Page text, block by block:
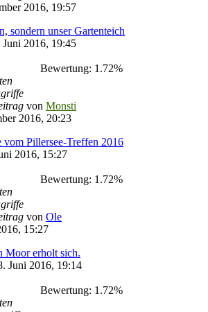
2016, 19:57
sondern unser Gartenteich
Juni 2016, 19:45
Bewertung: 1.72%
von Monsti
2016, 20:23
Pillersee-Treffen 2016
2016, 15:27
Bewertung: 1.72%
von Ole
15:27
Moor erholt sich.
Juni 2016, 19:14
Bewertung: 1.72%